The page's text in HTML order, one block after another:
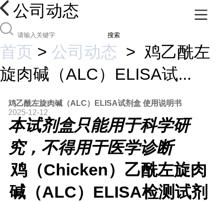
公司动态
搜索
首页 > 公司动态 > 鸡乙酰左
旋肉碱（ALC）ELISA试...
鸡乙酰左旋肉碱（ALC）ELISA试剂盒 使用说明书
2025-12-12
本试剂盒只能用于科学研
究，不得用于医学诊断
鸡（Chicken） 乙酰左旋肉
碱（ALC） ELISA检测试剂